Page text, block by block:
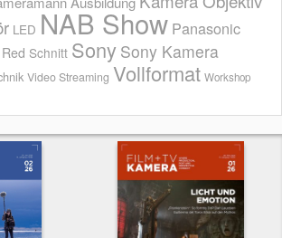
LED NAB Show Panasonic
Red Schnitt Sony Sony Kamera
Video Streaming Vollformat Workshop